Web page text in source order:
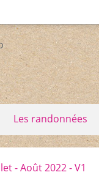
Les randonnées